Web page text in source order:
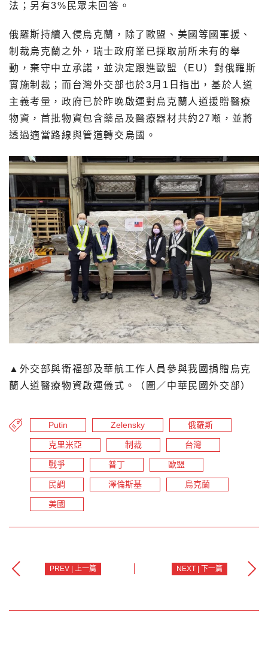
法；另有3%民眾未回答。
俄羅斯持續入侵烏克蘭，除了歐盟、美國等國軍援、
制裁烏克蘭之外，瑞士政府業已採取前所未有的舉
動，棄守中立承諾，並決定跟進歐盟（EU）對俄羅斯
實施制裁；而台灣外交部也於3月1日指出，基於人道
主義考量，政府已於昨晚啟運對烏克蘭人道援贈醫療
物資，首批物資包含藥品及醫療器材共約27噸，並將
透過適當路線與管道轉交烏國。
▲ 外交部與衛福部及華航工作人員參與我國捐贈烏克
蘭人道醫療物資啟運儀式。（圖／中華民國外交部）
Putin Zelensky 俄羅斯
克里米亞 制裁 台灣
戰爭 普丁 歐盟
民調 澤倫斯基 烏克蘭
美國
PREV | 上一篇 NEXT | 下一篇